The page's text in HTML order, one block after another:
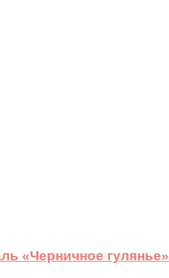
«Черничное гулянье»